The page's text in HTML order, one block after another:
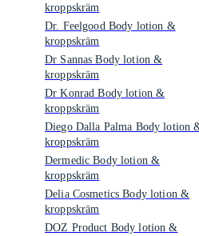
kroppskräm
Dr. Feelgood Body lotion &
kroppskräm
Dr Sannas Body lotion &
kroppskräm
Dr Konrad Body lotion &
kroppskräm
Diego Dalla Palma Body lotion
kroppskräm
Dermedic Body lotion &
kroppskräm
Delia Cosmetics Body lotion &
kroppskräm
DOZ Product Body lotion &